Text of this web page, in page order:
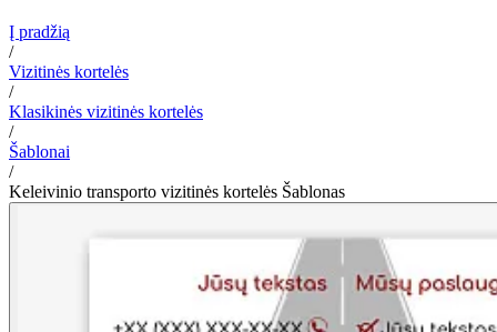
Į pradžią
/
Vizitinės kortelės
/
Klasikinės vizitinės kortelės
/
Šablonai
/
Keleivinio transporto vizitinės kortelės Šablonas